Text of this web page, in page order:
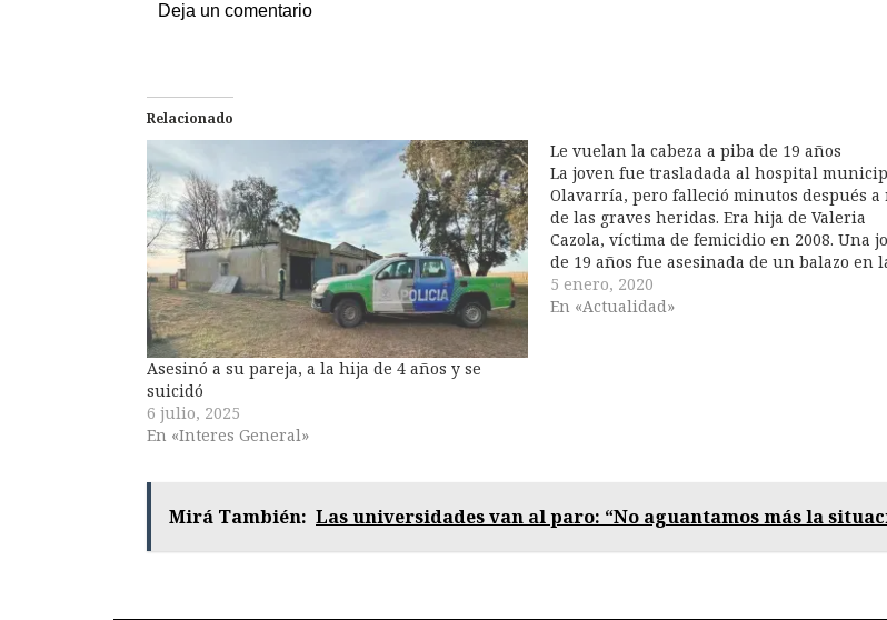
Deja un comentario
Relacionado
Asesinó a su pareja, a la hija de 4 años y se
suicidó
6 julio, 2025
En «Interes General»
Le vuelan la cabeza a piba de 19 años
La joven fue trasladada al hospital
Olavarría, pero falleció minutos después a
de las graves heridas. Era hija de Valeria
Cazola, víctima de femicidio en 2008. Una
de 19 años fue asesinada de un balazo en
cabeza en el partido bonaerense de
Olavarría por causas que todavía no
5 enero, 2020
En «Actualidad»
Mirá También: Las universidades van al paro: “No aguantamos más la